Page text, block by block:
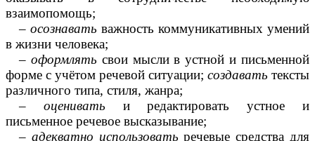
взаимопомощь;
– осознавать важность коммуникативных умений
в жизни человека;
– оформлять свои мысли в устной и письменной
форме с учётом речевой ситуации; создавать тексты
различного типа, стиля, жанра;
– оценивать и редактировать устное и
письменное речевое высказывание;
– адекватно использовать речевые средства для